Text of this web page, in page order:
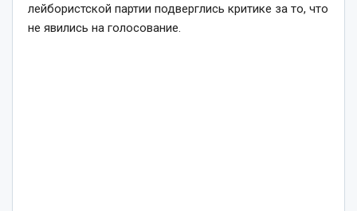
лейбористской партии подверглись критике за то, что
не явились на голосование.